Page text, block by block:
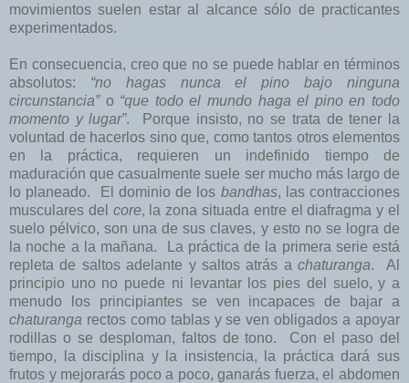
movimientos suelen estar al alcance sólo de practicantes
experimentados.
En consecuencia, creo que no se puede hablar en términos
absolutos: “no hagas nunca el pino bajo ninguna
circunstancia”o “que todo el mundo haga el pino en todo
momento y lugar”. Porque insisto, no se trata de tener la
voluntad de hacerlos sino que, como tantos otros elementos
en la práctica, requieren un indefinido tiempo de
maduración que casualmente suele ser mucho más largo de
lo planeado. El dominio de los bandhas, las contracciones
musculares del core, la zona situada entre el diafragma y el
suelo pélvico, son una de sus claves, y esto no se logra de
la noche a la mañana. La práctica de la primera serie está
repleta de saltos adelante y saltos atrás achaturanga. Al
principio uno no puede ni levantar los pies del suelo, y a
menudo los principiantes se ven incapaces de bajar a
chaturanga rectos como tablas y se ven obligados a apoyar
rodillas o se desploman, faltos de tono. Con el paso del
tiempo, la disciplina y la insistencia, la práctica dará sus
frutos y mejorarás poco a poco, ganarás fuerza, el abdomen